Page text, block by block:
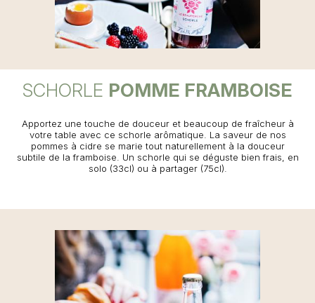
SCHORLE POMME FRAMBOISE
Apportez une touche de douceur et beaucoup de fraîcheur à
votre table avec ce schorle arômatique. La saveur de nos
pommes à cidre se marie tout naturellement à la douceur
subtile de la framboise. Un schorle qui se déguste bien frais, en
solo (33cl) ou à partager (75cl).